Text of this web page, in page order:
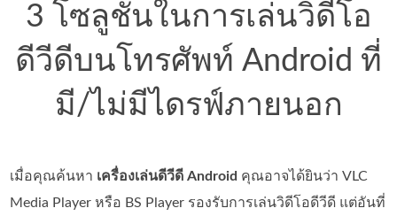
3 โซลูชั่นในการเล่นวิดีโอ
ดีวีดีบนโทรศัพท์ Android ที่
มี/ไม่มีไดรฟ์ภายนอก
เมื่อคุณค้นหา เครื่องเล่นดีวีดี Android คุณอาจได้ยินว่า VLC
Media Player หรือ BS Player รองรับการเล่นวิดีโอดีวีดี แต่อันที่